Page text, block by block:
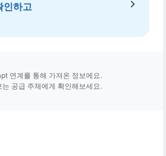
인하고
연계를 통해 가져온 정보에요.
는 공급 주체에게 확인해보세요.